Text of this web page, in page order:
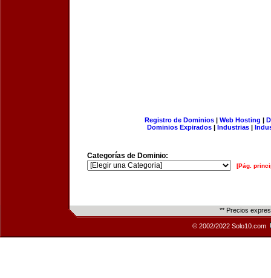
Registro de Dominios| Web Hosting |
Dominios Expirados | Industrias |
Categorías de Dominio:
[Pág.
** Precios
© 2002/2022 Solo10.com